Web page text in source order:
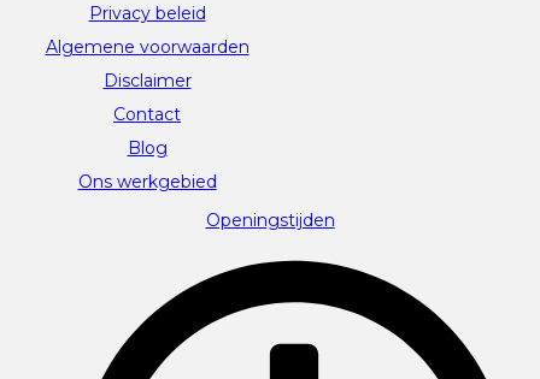
Privacy beleid
Algemene voorwaarden
Disclaimer
Contact
Blog
Ons werkgebied
Openingstijden